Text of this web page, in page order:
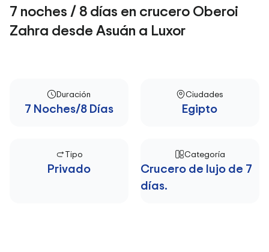
7 noches / 8 días en crucero Oberoi
Zahra desde Asuán a Luxor
Duración
7 Noches/8 Días
Ciudades
Egipto
Tipo
Privado
Categoría
Crucero de lujo de 7
días.